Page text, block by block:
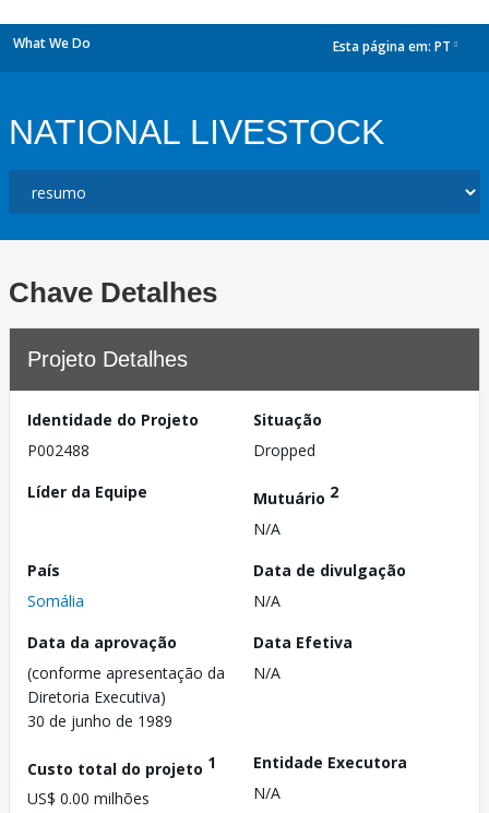
What We Do Esta página em: PT
NATIONAL LIVESTOCK
Chave Detalhes
Projeto Detalhes
Identidade do Projeto
P002488
Situação
Dropped
Líder da Equipe
Mutuário 2
N/A
País
Somália
Data de divulgação
N/A
Data da aprovação
(conforme apresentação da
Diretoria Executiva)
30 de junho de 1989
Data Efetiva
N/A
Custo total do projeto 1
US$ 0.00 milhões
Entidade Executora
N/A